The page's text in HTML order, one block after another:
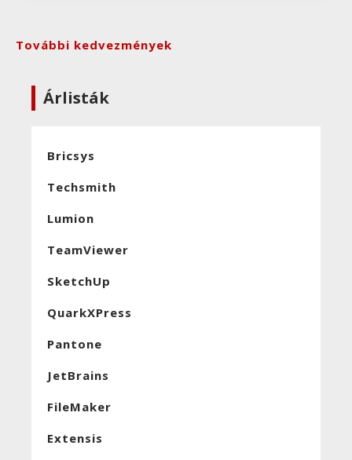
További kedvezmények
Árlisták
Bricsys
Techsmith
Lumion
TeamViewer
SketchUp
QuarkXPress
Pantone
JetBrains
FileMaker
Extensis